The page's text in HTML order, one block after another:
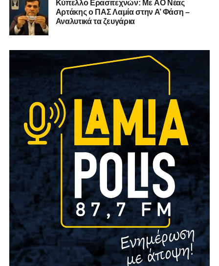
Kύπελλο Ερασιτεχνών: Με AO Nέας
Αρτάκης ο ΠΑΣ Λαμία στην Α’ Φάση –
Αναλυτικά τα ζευγάρια